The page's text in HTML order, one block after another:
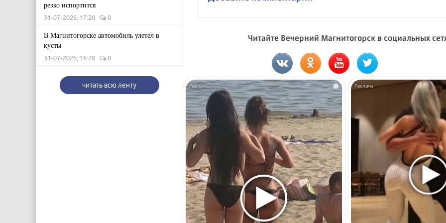
резко испортится
31-07-2026, 17:20 0
В Магнитогорске автомобиль улетел в
кусты
31-07-2026, 16:28 0
читать всю ленту
Читайте Вечерний Магнитогорск в социальных
i